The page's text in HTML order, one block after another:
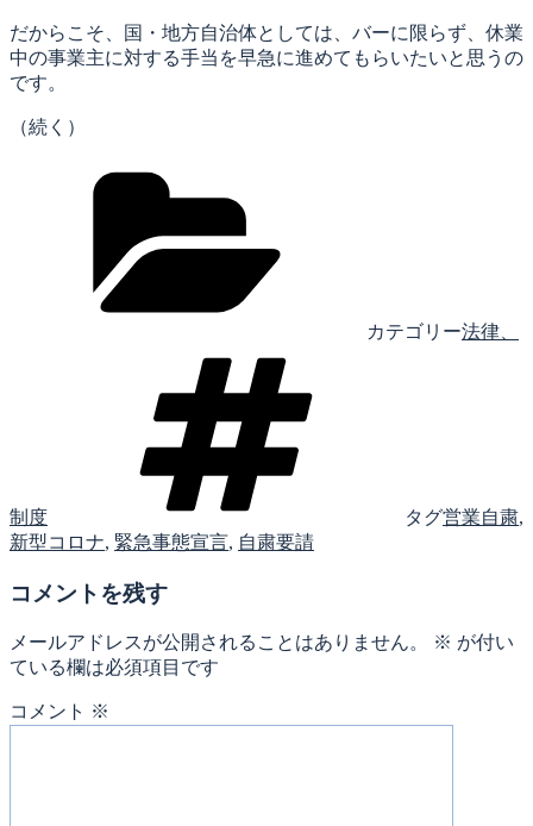
だからこそ、国・地方自治体としては、バーに限らず、休業
中の事業主に対する手当を早急に進めてもらいたいと思うの
です。
（続く）
カテゴリー法律、
制度 タグ営業自粛,
新型コロナ, 緊急事態宣言, 自粛要請
コメントを残す
メールアドレスが公開されることはありません。 ※ が付い
ている欄は必須項目です
コメント ※